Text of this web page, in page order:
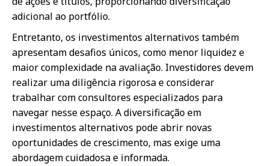
adicional ao portfólio.
Entretanto, os investimentos alternativos também
apresentam desafios únicos, como menor liquidez e
maior complexidade na avaliação. Investidores devem
realizar uma diligência rigorosa e considerar
trabalhar com consultores especializados para
navegar nesse espaço. A diversificação em
investimentos alternativos pode abrir novas
oportunidades de crescimento, mas exige uma
abordagem cuidadosa e informada.